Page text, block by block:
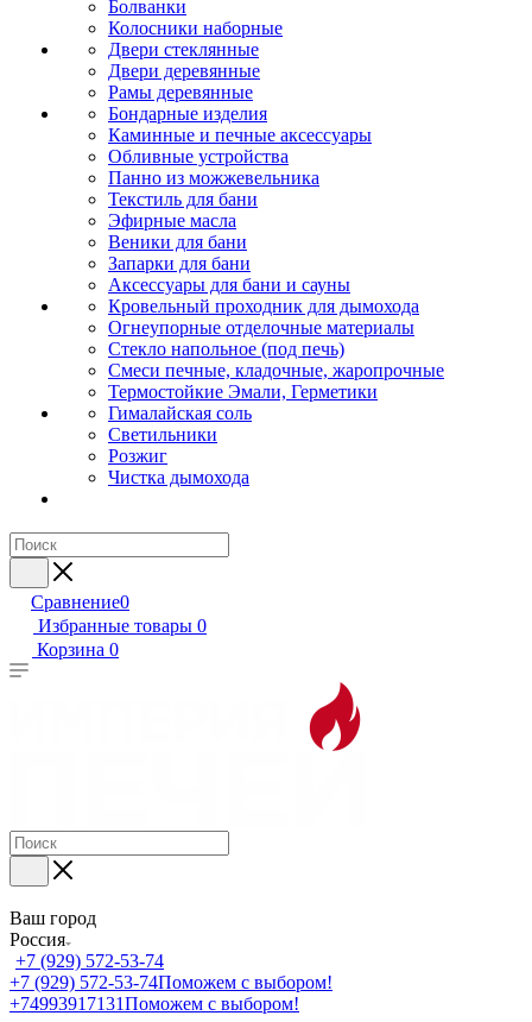
Болванки
Колосники наборные
Двери стеклянные
Двери деревянные
Рамы деревянные
Бондарные изделия
Каминные и печные аксессуары
Обливные устройства
Панно из можжевельника
Текстиль для бани
Эфирные масла
Веники для бани
Запарки для бани
Аксессуары для бани и сауны
Кровельный проходник для дымохода
Огнеупорные отделочные материалы
Стекло напольное (под печь)
Смеси печные, кладочные, жаропрочные
Термостойкие Эмали, Герметики
Гималайская соль
Светильники
Розжиг
Чистка дымохода
Сравнение0
Избранные товары 0
Корзина 0
Ваш город
Россия
+7 (929) 572-53-74
+7 (929) 572-53-74Поможем с выбором!
+74993917131Поможем с выбором!